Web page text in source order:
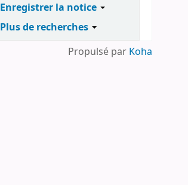
Enregistrer la notice
Plus de recherches
Propulsé par Koha